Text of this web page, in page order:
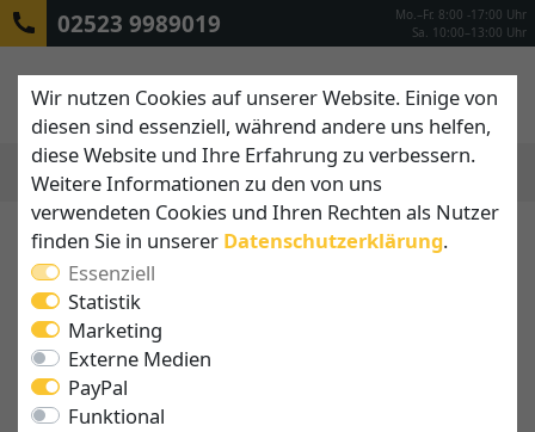
02523 9989019
Mo.–Fr. 8:00 -17:00 Uhr
Sa. 10:00–13:00 Uhr
Wir nutzen Cookies auf unserer Website. Einige von
diesen sind essenziell, während andere uns helfen,
diese Website und Ihre Erfahrung zu verbessern.
Weitere Informationen zu den von uns
verwendeten Cookies und Ihren Rechten als Nutzer
finden Sie in unserer Daten­schutz­erklärung.
Essenziell
Statistik
Marketing
Externe Medien
PayPal
Funktional